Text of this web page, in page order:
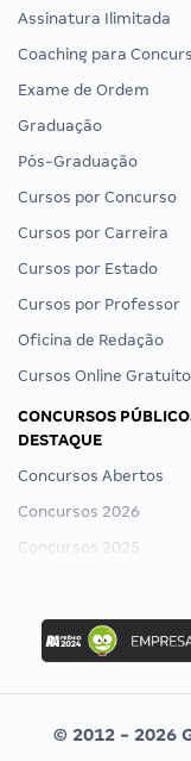
Assinatura Ilimitada
Coaching para
Exame de Ordem
Graduação
Pós-Graduação
Cursos por Concurso
Cursos por Carreira
Cursos por Estado
Cursos por Professor
Oficina de Redação
Cursos Online
CONCURSOS
DESTAQUE
Concursos Abertos
Concursos 2026
Concursos 2025
Concurso Ibama
Concurso MPU
Editais publicados
© 2012 - 2026